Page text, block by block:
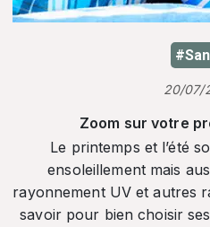
20/07/
Zoom sur votre
Le printemps et l’été
ensoleillement mais
rayonnement UV et autres
savoir pour bien choisir